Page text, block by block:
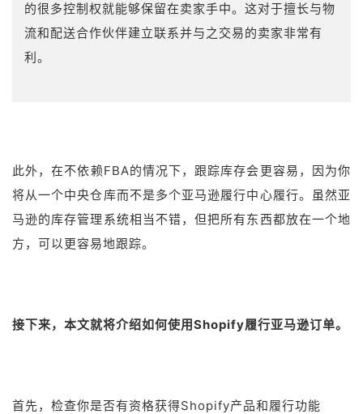
的很多控制权就能够保留在卖家手中。这对于擅长与物
流和配送合作伙伴建立联系并与之交易的卖家非常有
利。
此外，在不依赖FBA的情况下，跟踪库存会更容易，因为你
将从一个中央仓库而不是多个亚马逊履行中心履行。虽然亚
马逊的库存管理系统相当不错，但把所有东西都放在一个地
方，可以更容易地跟踪。
接下来，本文就将介绍如何使用Shopify履行亚马逊订单。
首先，检查你是否有资格获得Shopify产品和履行功能